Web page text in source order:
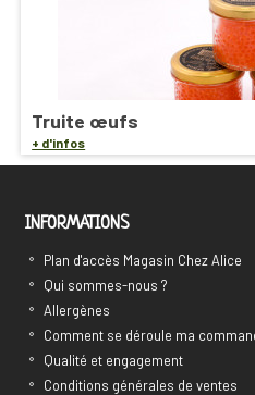
Truite œufs
+ d'infos
INFORMATIONS
Plan d'accès Magasin Chez Alice
Qui sommes-nous ?
Allergènes
Comment se déroule ma
Qualité et engagement
Conditions générales de ventes